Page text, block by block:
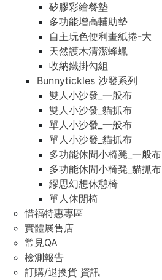
矽膠彩繪餐墊
多功能增高輔助墊
自主玩色便利畫紙捲-大
天然護木清潔蜂蠟
收納鐵掛勾組
Bunnytickles 沙發系列
雙人小沙發_一般布
雙人小沙發_貓抓布
單人小沙發_一般布
單人小沙發_貓抓布
多功能休閒小椅凳_一般布
多功能休閒小椅凳_貓抓布
繆思幻想休憩椅
單人休閒椅
惜福特惠專區
實體展售店
常見QA
檢測報告
訂購/退換貨 資訊